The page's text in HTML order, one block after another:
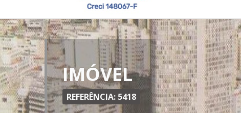
IMÓVEL
REFERÊNCIA: 5418